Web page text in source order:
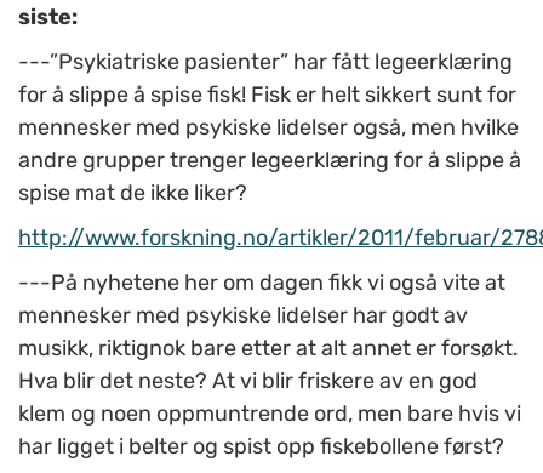
siste:
---”Psykiatriske pasienter” har fått legeerklæring
for å slippe å spise fisk! Fisk er helt sikkert sunt for
mennesker med psykiske lidelser også, men hvilke
andre grupper trenger legeerklæring for å slippe å
spise mat de ikke liker?
http://www.forskning.no/artikler/2011/februar/
---På nyhetene her om dagen fikk vi også vite at
mennesker med psykiske lidelser har godt av
musikk, riktignok bare etter at alt annet er forsøkt.
Hva blir det neste? At vi blir friskere av en god
klem og noen oppmuntrende ord, men bare hvis vi
har ligget i belter og spist opp fiskebollene først?